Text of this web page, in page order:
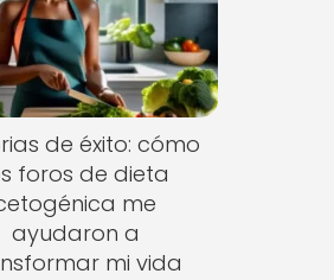
de éxito: cómo
foros de dieta
me
ayudaron a
mi vida